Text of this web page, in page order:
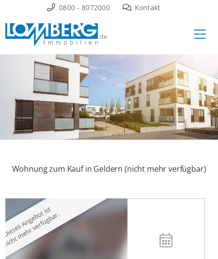
Inhalt
springen
0800 - 8072000 Kontakt
Wohnung zum Kauf in Geldern (nicht mehr verfügbar)